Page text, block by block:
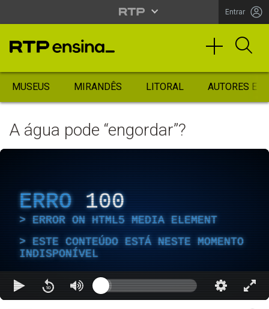
Entrar
MUSEUS MIRANDÊS LITORAL AUTORES
A água pode “engordar”?
ERRO 100
ERROR ON HTML5 MEDIA ELEMENT
ESTE CONTEÚDO ESTÁ NESTE MOMENTO
INDISPONÍVEL